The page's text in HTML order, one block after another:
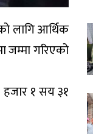
लागि आर्थिक
गरिएको
१ सय ३१